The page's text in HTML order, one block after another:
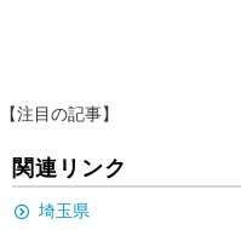
【注目の記事】
関連リンク
埼玉県